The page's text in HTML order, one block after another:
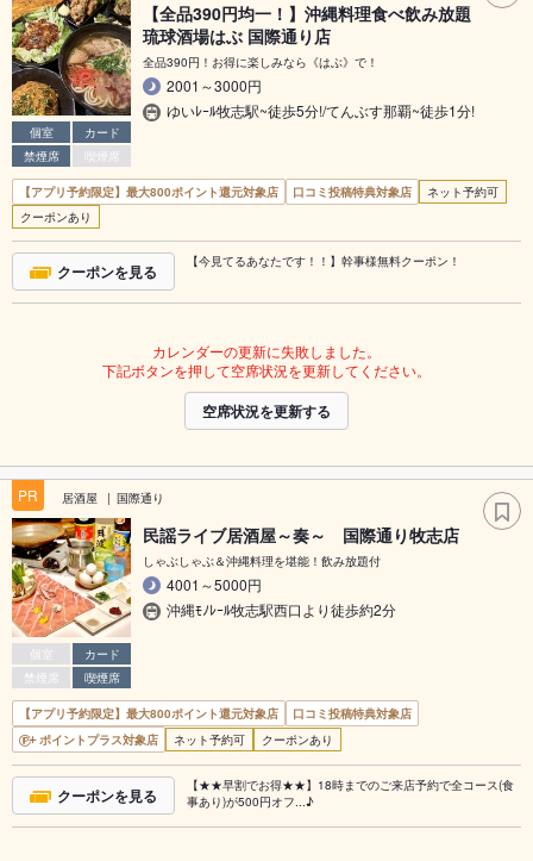
個室
カード
禁煙席
喫煙席
【全品390円均一！】沖縄料理食べ飲み放題
琉球酒場はぶ 国際通り店
全品390円！お得に楽しみなら《はぶ》で！
2001～3000円
ゆいﾚｰﾙ牧志駅~徒歩5分!/てんぶす那覇~徒歩1分!
【アプリ予約限定】最大800ポイント還元対象店 口コミ投稿特典対象店
ネット予約可
クーポンあり
クーポンを見る 【今見てるあなたです！！】幹事様無料クーポン！
カレンダーの更新に失敗しました。
下記ボタンを押して空席状況を更新してください。
空席状況を更新する
PR 居酒屋 国際通り
個室
カード
禁煙席
喫煙席
民謡ライブ居酒屋～奏～ 国際通り牧志店
しゃぶしゃぶ＆沖縄料理を堪能！飲み放題付
4001～5000円
沖縄ﾓﾉﾚｰﾙ牧志駅西口より徒歩約2分
【アプリ予約限定】最大800ポイント還元対象店
口コミ投稿特典対象店
ポイントプラス対象店
ネット予約可 クーポンあり
クーポンを見る
【★★早割でお得★★】18時までのご来店予約で全コース(食
事あり)が500円オフ...♪